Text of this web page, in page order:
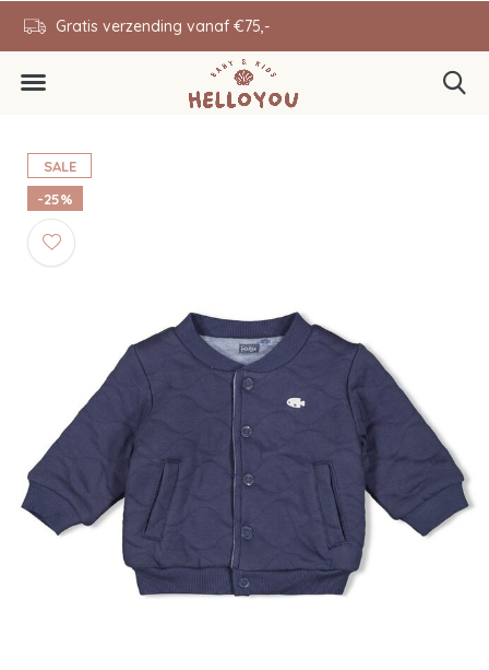
Gratis verzending vanaf €75,-
SALE
-25%